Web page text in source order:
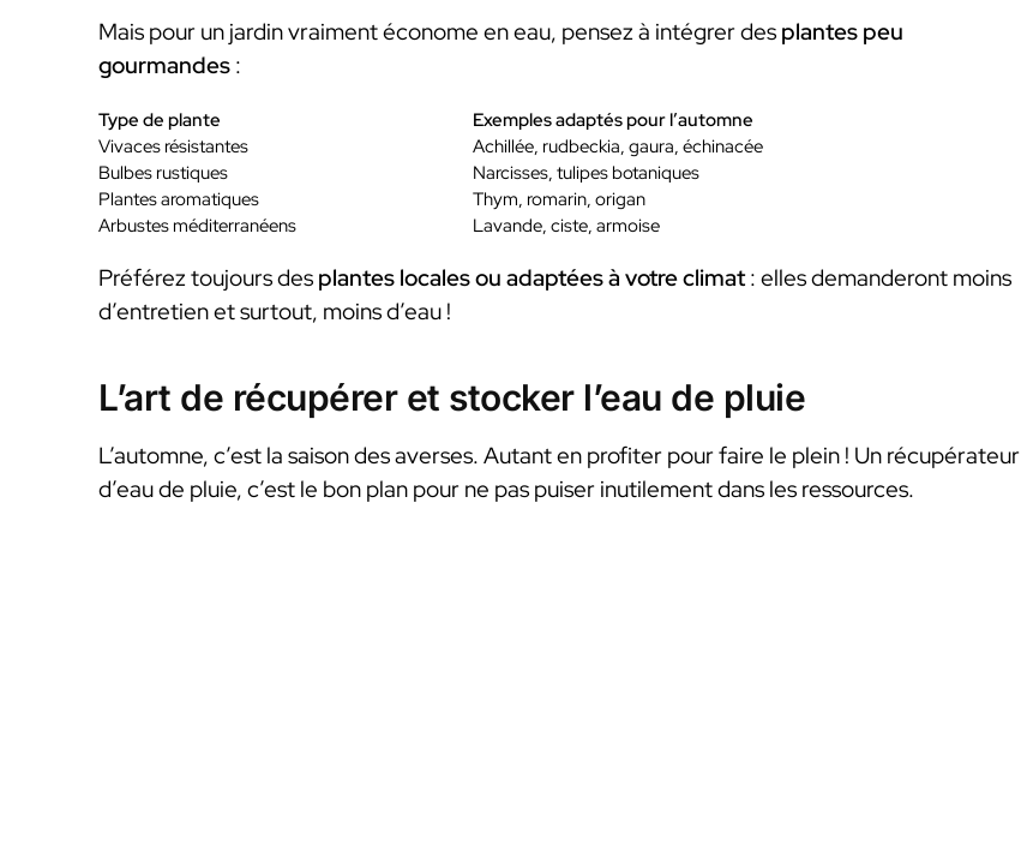
Mais pour un jardin vraiment économe en eau, pensez à intégrer des plantes peu
gourmandes :
Type de plante
Exemples adaptés pour l’automne
Vivaces résistantes
Achillée, rudbeckia, gaura, échinacée
Bulbes rustiques
Narcisses, tulipes botaniques
Plantes aromatiques
Thym, romarin, origan
Arbustes méditerranéens
Lavande, ciste, armoise
Préférez toujours des plantes locales ou adaptées à votre climat: elles demanderont moins
d’entretien et surtout, moins d’eau !
L’art de récupérer et stocker l’eau de pluie
L’automne, c’est la saison des averses. Autant en profiter pour faire le plein ! Un récupérateur
d’eau de pluie, c’est le bon plan pour ne pas puiser inutilement dans les ressources.